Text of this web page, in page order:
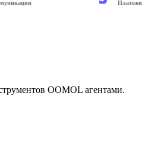
Платежи
OOMOL агентами.